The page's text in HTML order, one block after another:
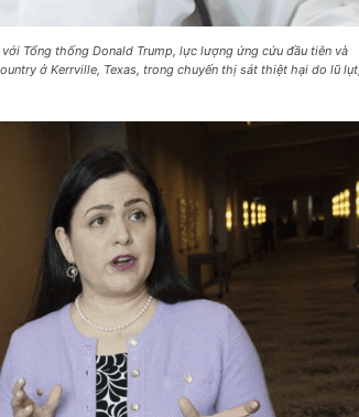
Tổng thống Donald Trump, lực lượng ứng cứu đầu tiên và
ở Kerrville, Texas, trong chuyến thị sát thiệt hại do lũ lụt,